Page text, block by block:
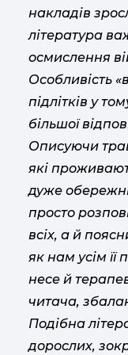
накладів
література
осмислення
Особливість
підлітків у
більшої
Описуючи
які
дуже
просто
всіх, а й
як нам усім її
несе й
читача,
Подібна
дорослих,